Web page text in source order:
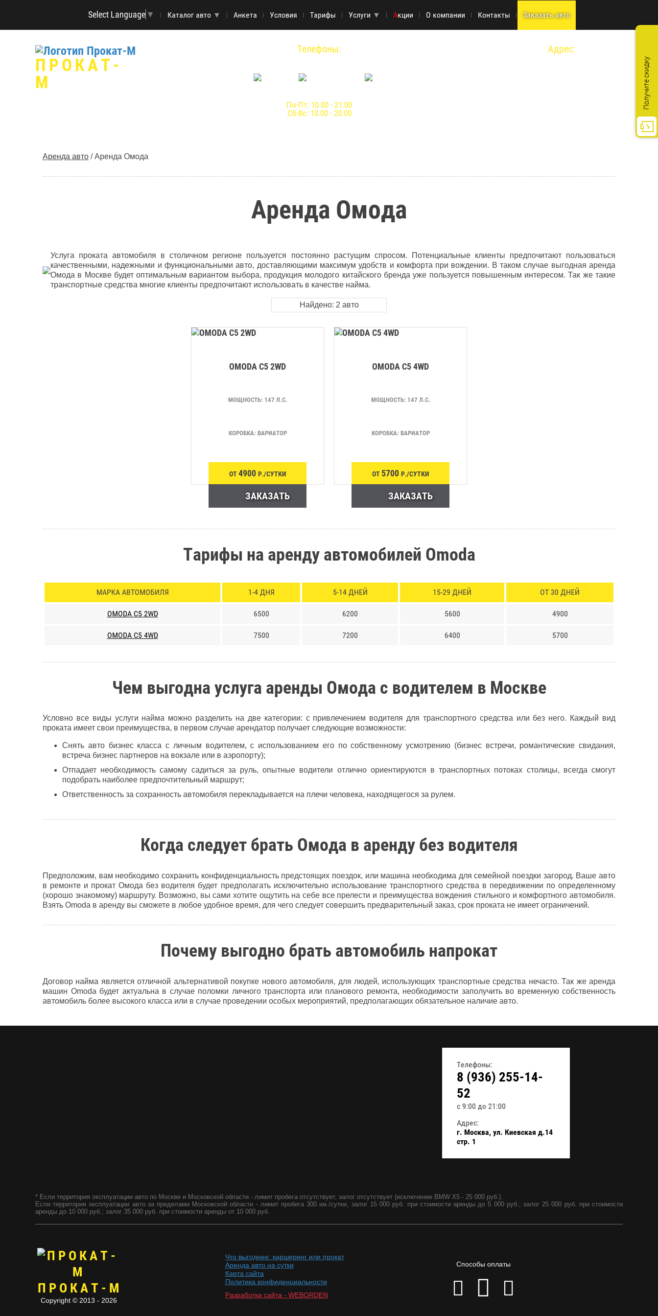
Select Language ▼ Каталог авто ▼ Анкета Условия Тарифы Услуги ▼ Акции О компании Контакты Заказать авто
ПРОКАТ-
М
Телефоны:
Пн-Пт: 10.00 - 21.00
Сб-Вс: 10.00 - 20.00
Адрес:
Аренда авто /Аренда Омода
Аренда Омода
Услуга проката автомобиля в столичном регионе пользуется постоянно растущим спросом. Потенциальные клиенты предпочитают пользоваться
качественными, надежными и функциональными авто, доставляющими максимум удобств и комфорта при вождении. В таком случае выгодная аренда
Омода в Москве будет оптимальным вариантом выбора, продукция молодого китайского бренда уже пользуется повышенным интересом. Так же такие
транспортные средства многие клиенты предпочитают использовать в качестве найма.
Найдено: 2 авто
OMODA C5 2WD
МОЩНОСТЬ: 147 Л.С.
КОРОБКА: ВАРИАТОР
ОТ4900 Р./СУТКИ
ЗАКАЗАТЬ
OMODA C5 4WD
МОЩНОСТЬ: 147 Л.С.
КОРОБКА: ВАРИАТОР
ОТ 5700 Р./СУТКИ
ЗАКАЗАТЬ
Тарифы на аренду автомобилей Omoda
МАРКА АВТОМОБИЛЯ 1-4 ДНЯ 5-14 ДНЕЙ 15-29 ДНЕЙ ОТ 30 ДНЕЙ
OMODA C5 2WD 6500 6200 5600 4900
OMODA C5 4WD 7500 7200 6400 5700
Чем выгодна услуга аренды Омода с водителем в Москве
Условно все виды услуги найма можно разделить на две категории: с привлечением водителя для транспортного средства или без него. Каждый вид
проката имеет свои преимущества, в первом случае арендатор получает следующие возможности:
Снять авто бизнес класса с личным водителем, с использованием его по собственному усмотрению (бизнес встречи, романтические свидания,
встреча бизнес партнеров на вокзале или в аэропорту);
Отпадает необходимость самому садиться за руль, опытные водители отлично ориентируются в транспортных потоках столицы, всегда смогут
подобрать наиболее предпочтительный маршрут;
Ответственность за сохранность автомобиля перекладывается на плечи человека, находящегося за рулем.
Когда следует брать Омода в аренду без водителя
Предположим, вам необходимо сохранить конфиденциальность предстоящих поездок, или машина необходима для семейной поездки загород. Ваше авто
в ремонте и прокат Омода без водителя будет предполагать исключительно использование транспортного средства в передвижении по определенному
(хорошо знакомому) маршруту. Возможно, вы сами хотите ощутить на себе все прелести и преимущества вождения стильного и комфортного автомобиля.
Взять Omoda в аренду вы сможете в любое удобное время, для чего следует совершить предварительный заказ, срок проката не имеет ограничений.
Почему выгодно брать автомобиль напрокат
Договор найма является отличной альтернативой покупке нового автомобиля, для людей, использующих транспортные средства нечасто. Так же аренда
машин Omoda будет актуальна в случае поломки личного транспорта или планового ремонта, необходимости заполучить во временную собственность
автомобиль более высокого класса или в случае проведении особых мероприятий, предполагающих обязательное наличие авто.
Телефоны:
8 (936) 255-14-
52
с 9:00 до 21:00
Адрес:
г. Москва, ул. Киевская д.14
стр. 1
* Если территория эксплуатации авто по Москве и Московской области - лимит пробега отсутствует, залог отсутствует (исключение BMW X5 - 25 000 руб.).
Если территория эксплуатации авто за пределами Московской области - лимит пробега 300 км./сутки, залог 15 000 руб. при стоимости аренды до 5 000 руб.; залог 25 000 руб. при стоимости
аренды до 10 000 руб.; залог 35 000 руб. при стоимости аренды от 10 000 руб.
ПРОКАТ-М
Copyright © 2013 - 2026
Что выгоднее: каршеринг или прокат
Аренда авто на сутки
Карта сайта
Политика конфиденциальности
Разработка сайта - WEBORDEN
Способы оплаты
Получите скидку